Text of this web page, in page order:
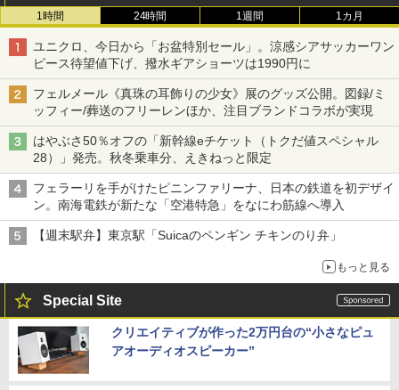
1時間 24時間 1週間 1カ月
ユニクロ、今日から「お盆特別セール」。涼感シアサッカーワン
ピース待望値下げ、撥水ギアショーツは1990円に
フェルメール《真珠の耳飾りの少女》展のグッズ公開。図録/ミ
ッフィー/葬送のフリーレンほか、注目ブランドコラボが実現
はやぶさ50％オフの「新幹線eチケット（トクだ値スペシャル
28）」発売。秋冬乗車分、えきねっと限定
フェラーリを手がけたピニンファリーナ、日本の鉄道を初デザイ
ン。南海電鉄が新たな「空港特急」をなにわ筋線へ導入
【週末駅弁】東京駅「Suicaのペンギン チキンのり弁」
もっと見る
Special Site
クリエイティブが作った2万円台の“小さなピュ
アオーディオスピーカー”